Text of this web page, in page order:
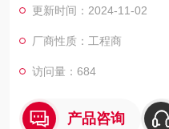
全亮，开机无显示，不通讯
更新时间：2024-11-02
厂商性质：工程商
访问量：684
产品咨询